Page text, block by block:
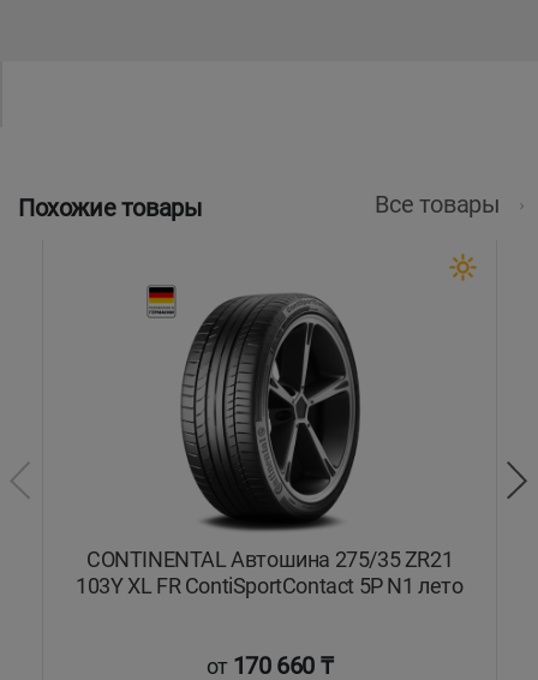
Похожие товары Все товары
CONTINENTAL Автошина 275/35 ZR21
103Y XL FR ContiSportContact 5P N1 лето
от 170 660 ₸